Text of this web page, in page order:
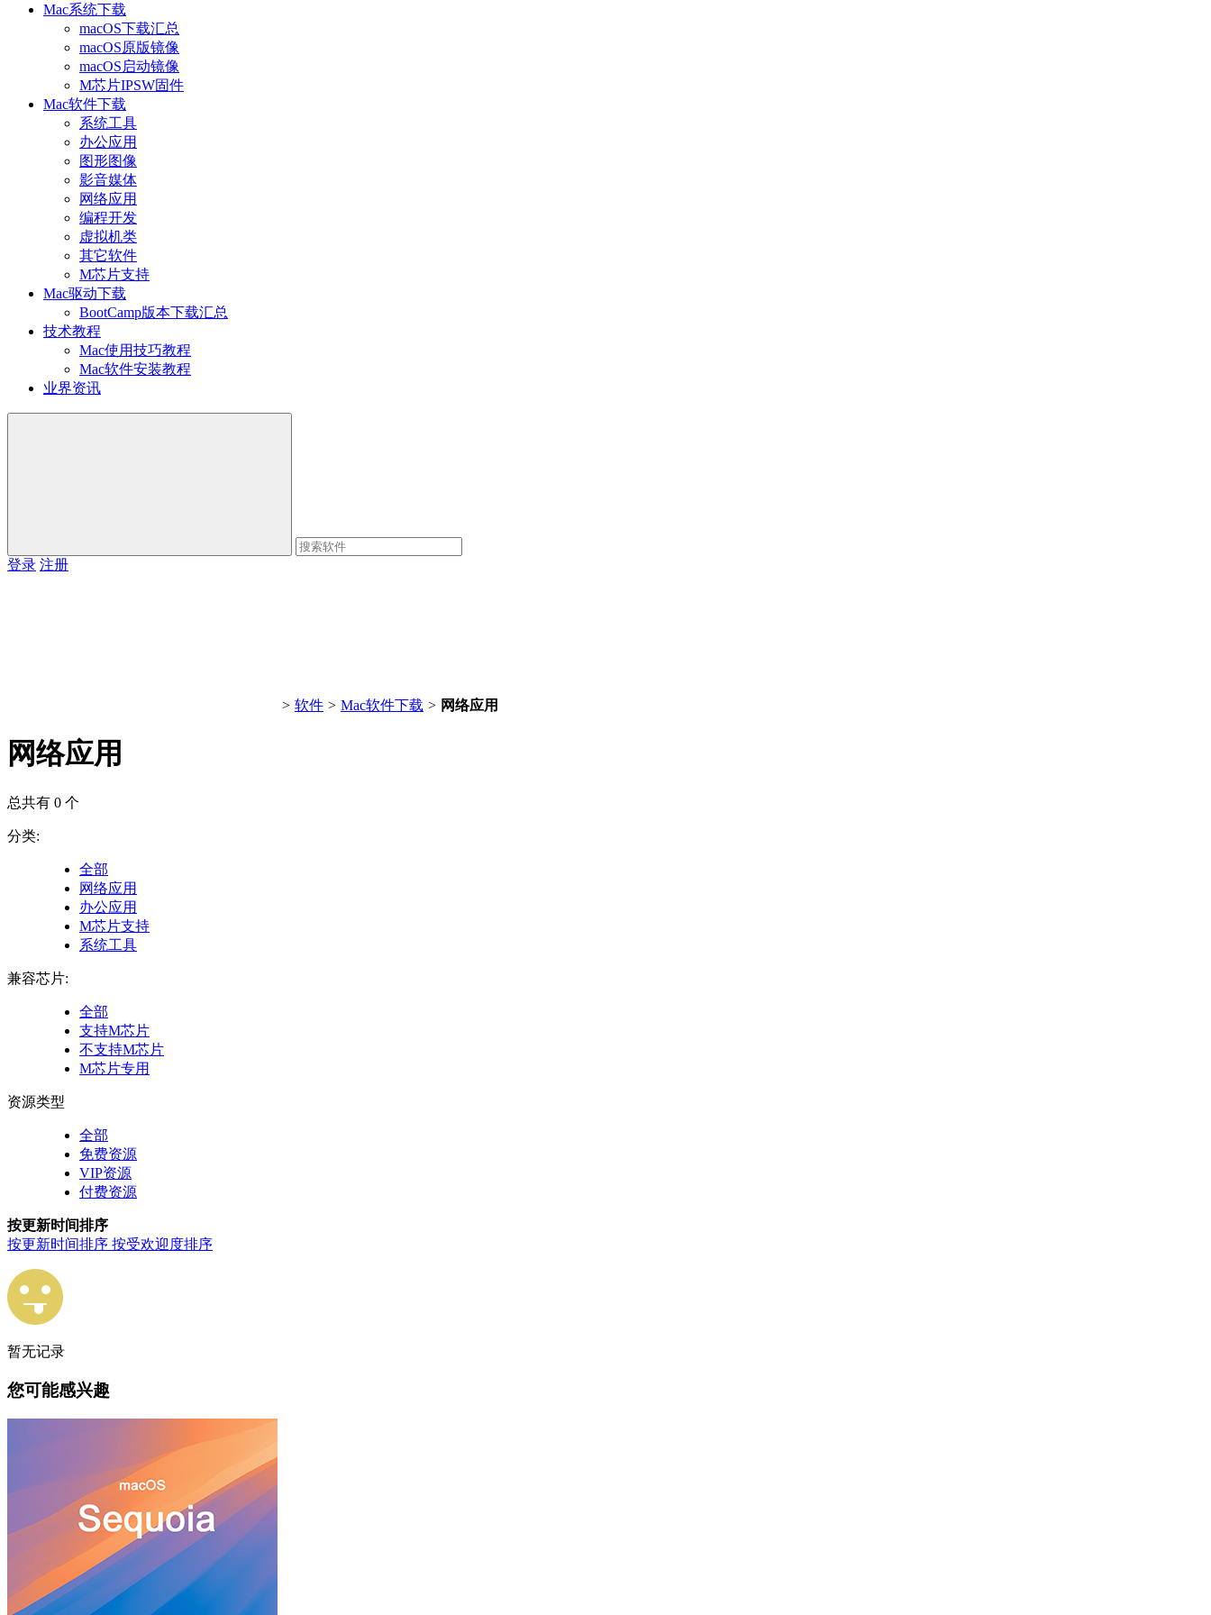
Mac系统下载
macOS下载汇总
macOS原版镜像
macOS启动镜像
M芯片IPSW固件
Mac软件下载
系统工具
办公应用
图形图像
影音媒体
网络应用
编程开发
虚拟机类
其它软件
M芯片支持
Mac驱动下载
BootCamp版本下载汇总
技术教程
Mac使用技巧教程
Mac软件安装教程
业界资讯
登录 注册
> 软件 > Mac软件下载 > 网络应用
网络应用
总共有 0 个
分类:
全部
网络应用
办公应用
M芯片支持
系统工具
兼容芯片:
全部
支持M芯片
不支持M芯片
M芯片专用
资源类型
全部
免费资源
VIP资源
付费资源
按更新时间排序
按更新时间排序 按受欢迎度排序
暂无记录
您可能感兴趣